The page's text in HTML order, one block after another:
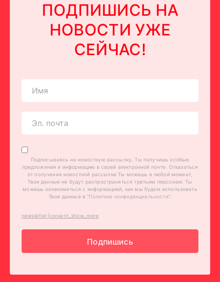
ПОДПИШИСЬ НА
НОВОСТИ УЖЕ
СЕЙЧАС!
Подписываясь на новостную рассылку, Ты получишь особые
предложения и информацию в своей электронной почте. Отказаться
от получения новостной рассылки Ты можешь в любой момент,
Твои данные не будут распространяться третьим персонам. Ты
можешь ознакомиться с информацией, как мы будем использовать
Твои данные в "Политике конфиденциальности".
newsletter|consent_show_more
Подпишись